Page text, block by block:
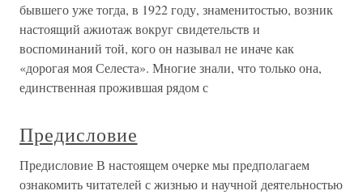
бывшего уже тогда, в 1922 году, знаменитостью, возник
настоящий ажиотаж вокруг свидетельств и
воспоминаний той, кого он называл не иначе как
«дорогая моя Селеста». Многие знали, что только она,
единственная прожившая рядом с
Предисловие
Предисловие В настоящем очерке мы предполагаем
ознакомить читателей с жизнью и научной деятельностью